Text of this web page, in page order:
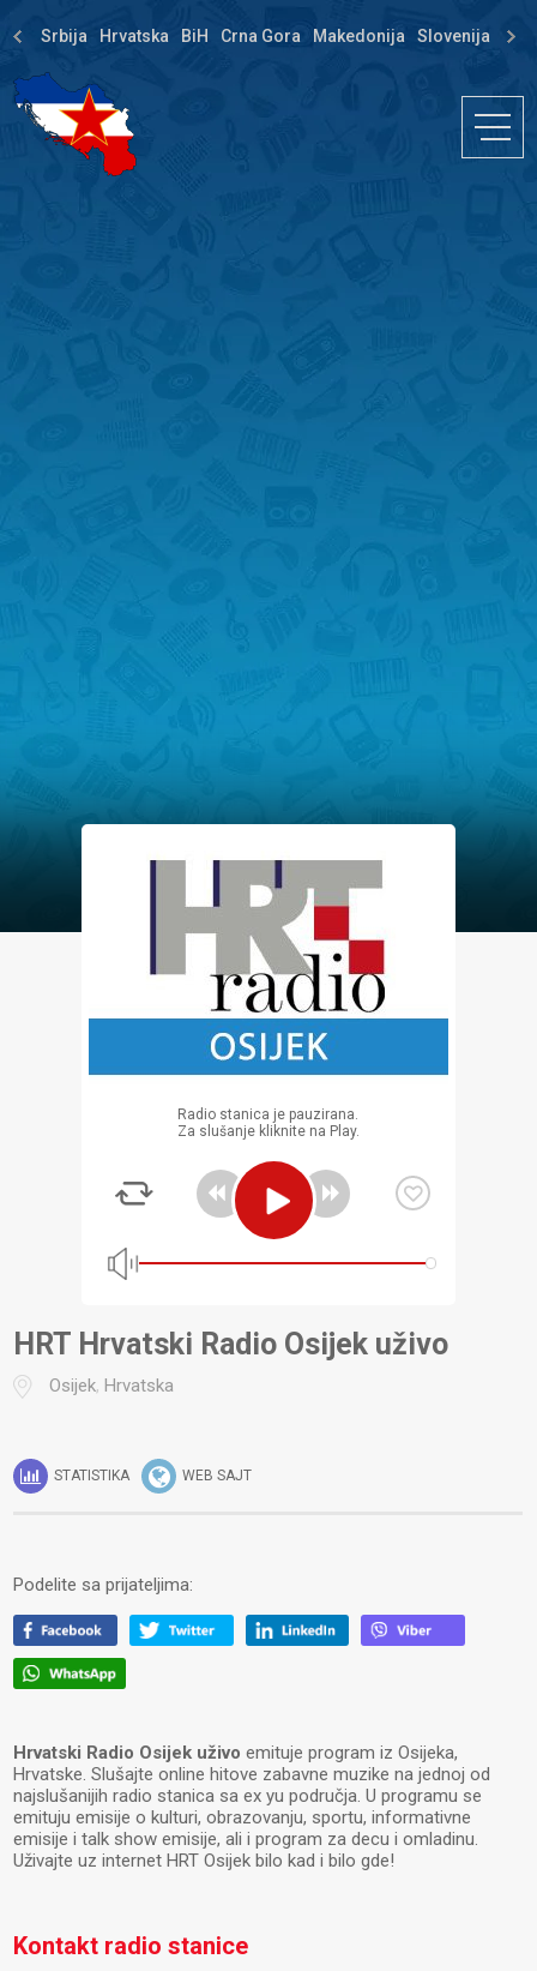
Srbija Hrvatska BiH Crna Gora Makedonija Slovenija
Radio stanica je pauzirana.
Za slušanje kliknite na Play.
HRT Hrvatski Radio Osijek uživo
Osijek,Hrvatska
STATISTIKA WEB SAJT
Podelite sa prijateljima:
Hrvatski Radio Osijek uživo emituje program iz Osijeka,
Hrvatske. Slušajte online hitove zabavne muzike na jednoj od
najslušanijih radio stanica sa ex yu područja. U programu se
emituju emisije o kulturi, obrazovanju, sportu, informativne
emisije i talk show emisije, ali i program za decu i omladinu.
Uživajte uz internet HRT Osijek bilo kad i bilo gde!
Kontakt radio stanice